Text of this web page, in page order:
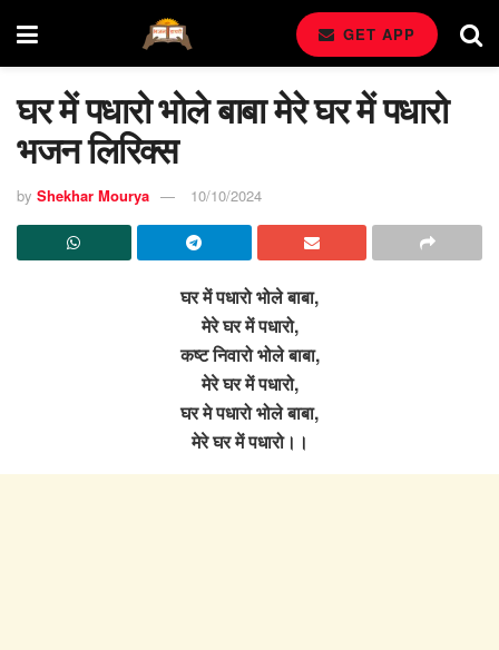
GET APP
घर में पधारो भोले बाबा मेरे घर में पधारो
भजन लिरिक्स
by Shekhar Mourya 10/10/2024
घर में पधारो भोले बाबा,
मेरे घर में पधारो,
कष्ट निवारो भोले बाबा,
मेरे घर में पधारो,
घर मे पधारो भोले बाबा,
मेरे घर में पधारो।।